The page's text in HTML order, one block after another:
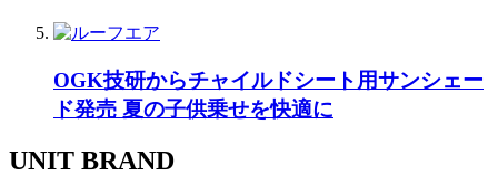
OGK技研からチャイルドシート用サンシェー
ド発売 夏の子供乗せを快適に
UNIT BRAND